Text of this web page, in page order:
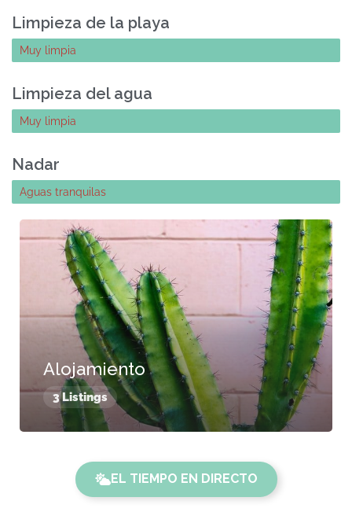
Limpieza de la playa
Muy limpia
Limpieza del agua
Muy limpia
Nadar
Aguas tranquilas
Alojamiento
3 Listings
EL TIEMPO EN DIRECTO